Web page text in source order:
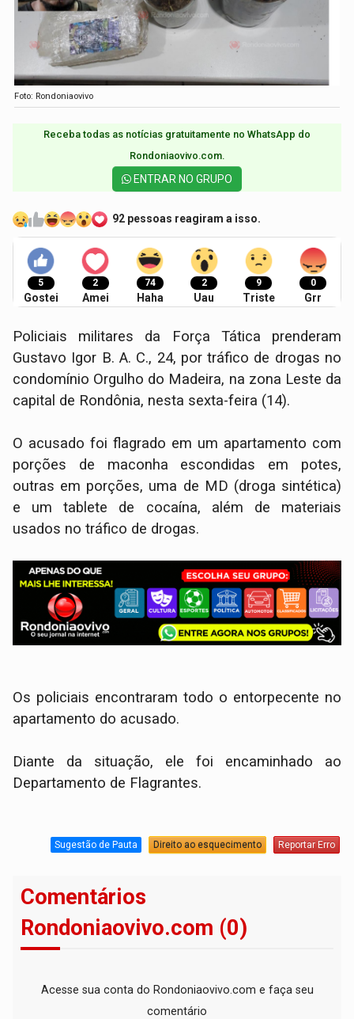
Foto: Rondoniaovivo
Receba todas as notícias gratuitamente no WhatsApp do
Rondoniaovivo.com.​
ENTRAR NO GRUPO
92 pessoas reagiram a isso.
5
Gostei
2
Amei
74
Haha
2
Uau
9
Triste
0
Grr
Policiais militares da Força Tática prenderam
Gustavo Igor B. A. C., 24, por tráfico de drogas no
condomínio Orgulho do Madeira, na zona Leste da
capital de Rondônia, nesta sexta-feira (14).
O acusado foi flagrado em um apartamento com
porções de maconha escondidas em potes,
outras em porções, uma de MD (droga sintética)
e um tablete de cocaína, além de materiais
usados no tráfico de drogas.
Os policiais encontraram todo o entorpecente no
apartamento do acusado.
Diante da situação, ele foi encaminhado ao
Departamento de Flagrantes.
Sugestão de Pauta Direito ao esquecimento Reportar Erro
Comentários
Rondoniaovivo.com (0)
Acesse sua conta do Rondoniaovivo.com e faça seu
comentário